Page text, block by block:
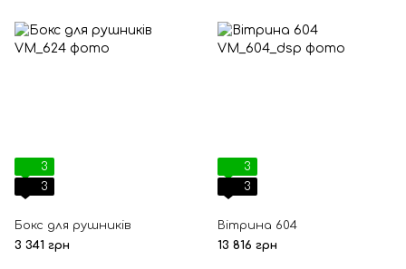
3
3
Бокс для рушників
3 341 грн
3
3
Вітрина 604
13 816 грн